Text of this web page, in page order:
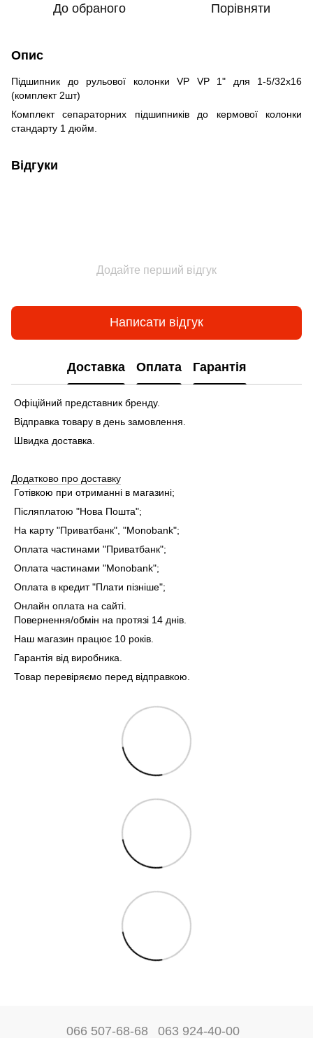
До обраного Порівняти
Опис
Підшипник до рульової колонки VP VP 1" для 1-5/32х16
(комплект 2шт)
Комплект сепараторних підшипників до кермової колонки
стандарту 1 дюйм.
Відгуки
Додайте перший відгук
Написати відгук
Доставка Оплата Гарантія
Офіційний представник бренду.
Відправка товару в день замовлення.
Швидка доставка.
Додатково про доставку
Готівкою при отриманні в магазині;
Післяплатою "Нова Пошта";
На карту "Приватбанк", "Monobank";
Оплата частинами "Приватбанк";
Оплата частинами "Monobank";
Оплата в кредит "Плати пізніше";
Онлайн оплата на сайті.
Повернення/обмін на протязі 14 днів.
Наш магазин працює 10 років.
Гарантія від виробника.
Товар перевіряємо перед відправкою.
066 507-68-68 063 924-40-00